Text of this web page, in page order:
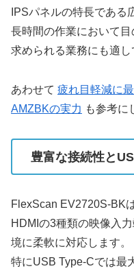
IPSパネルの特長である
長時間の作業において
求められる業務にも適し
あわせて 疲れ目軽減に
AMZBKの実力 も参考に
豊富な接続性と
FlexScan EV2720S-BK
HDMIの3種類の映像入
境に柔軟に対応します。
特にUSB Type-Cでは最